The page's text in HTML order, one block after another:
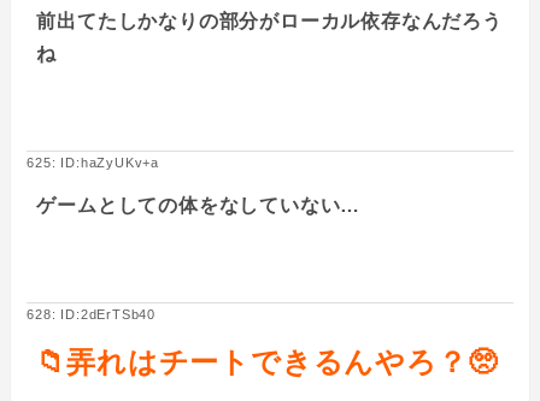
前出てたしかなりの部分がローカル依存なんだろう
ね
625: ID:haZyUKv+a
ゲームとしての体をなしていない…
628: ID:2dErTSb40
📁弄れはチートできるんやろ？🥺